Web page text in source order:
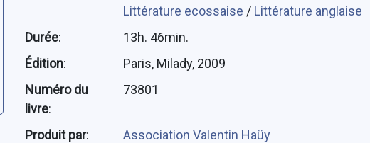
Littérature ecossaise / Littérature anglaise
Durée:
13h. 46min.
Édition:
Paris, Milady, 2009
Numéro du
livre:
73801
Produit par:
Association Valentin Haüy